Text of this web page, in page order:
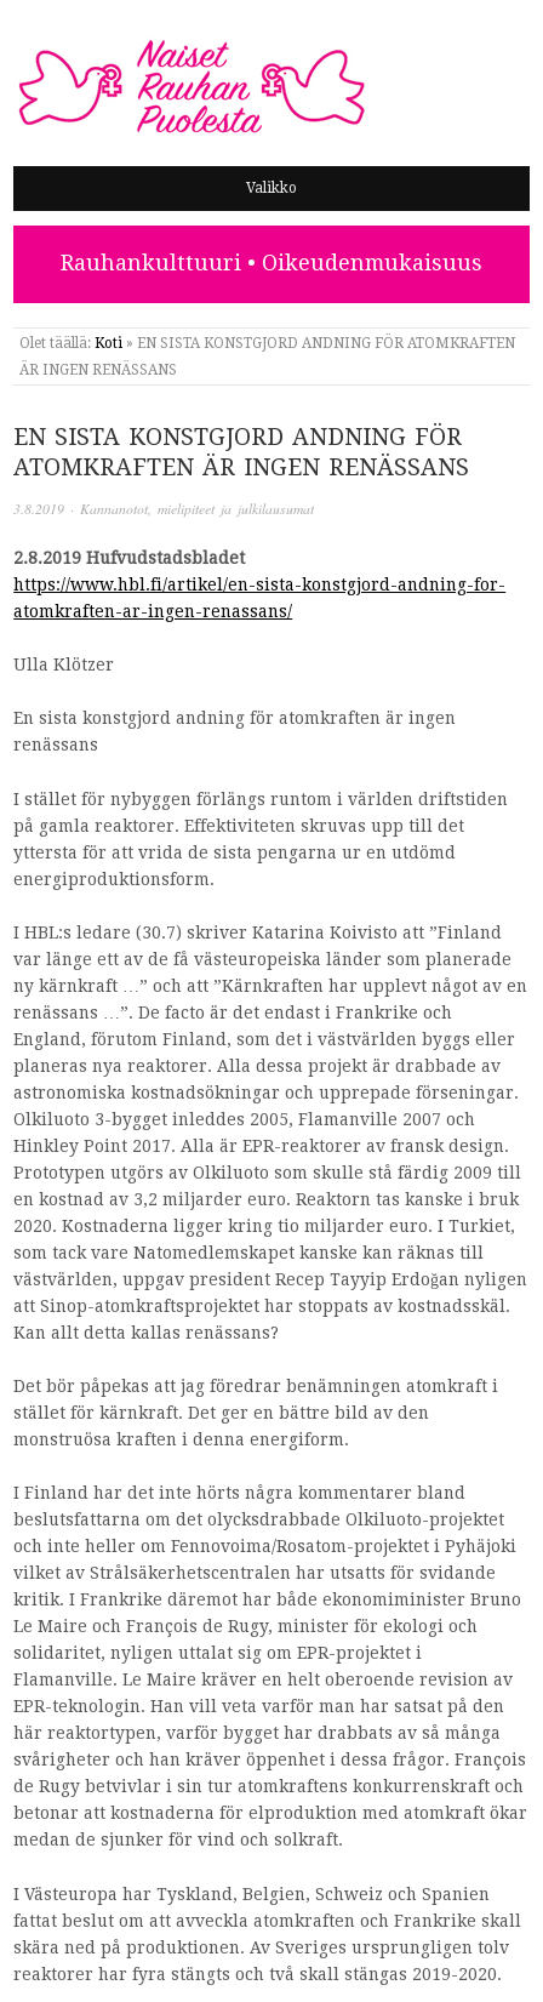
NAISET RAUHAN PUOLESTA
Valikko
Rauhankulttuuri • Oikeudenmukaisuus
Olet täällä: Koti » EN SISTA KONSTGJORD ANDNING FÖR ATOMKRAFTEN
ÄR INGEN RENÄSSANS
EN SISTA KONSTGJORD ANDNING FÖR
ATOMKRAFTEN ÄR INGEN RENÄSSANS
3.8.2019 ·Kannanotot, mielipiteet ja julkilausumat
2.8.2019 Hufvudstadsbladet
https://www.hbl.fi/artikel/en-sista-konstgjord-andning-for-
atomkraften-ar-ingen-renassans/
Ulla Klötzer
En sista konstgjord andning för atomkraften är ingen
renässans
I stället för nybyggen förlängs runtom i världen driftstiden
på gamla reaktorer. Effektiviteten skruvas upp till det
yttersta för att vrida de sista pengarna ur en utdömd
energiproduktionsform.
I HBL:s ledare (30.7) skriver Katarina Koivisto att ”Finland
var länge ett av de få västeuropeiska länder som planerade
ny kärnkraft …” och att ”Kärnkraften har upplevt något av en
renässans …”. De facto är det endast i Frankrike och
England, förutom Finland, som det i västvärlden byggs eller
planeras nya reaktorer. Alla dessa projekt är drabbade av
astronomiska kostnadsökningar och upprepade förseningar.
Olkiluoto 3-bygget inleddes 2005, Flamanville 2007 och
Hinkley Point 2017. Alla är EPR-reaktorer av fransk design.
Prototypen utgörs av Olkiluoto som skulle stå färdig 2009 till
en kostnad av 3,2 miljarder euro. Reaktorn tas kanske i bruk
2020. Kostnaderna ligger kring tio miljarder euro. I Turkiet,
som tack vare Natomedlemskapet kanske kan räknas till
västvärlden, uppgav president Recep Tayyip Erdoğan nyligen
att Sinop-atomkraftsprojektet har stoppats av kostnadsskäl.
Kan allt detta kallas renässans?
Det bör påpekas att jag föredrar benämningen atomkraft i
stället för kärnkraft. Det ger en bättre bild av den
monstruösa kraften i denna energiform.
I Finland har det inte hörts några kommentarer bland
beslutsfattarna om det olycksdrabbade Olkiluoto-projektet
och inte heller om Fennovoima/Rosatom-projektet i Pyhäjoki
vilket av Strålsäkerhetscentralen har utsatts för svidande
kritik. I Frankrike däremot har både ekonomiminister Bruno
Le Maire och François de Rugy, minister för ekologi och
solidaritet, nyligen uttalat sig om EPR-projektet i
Flamanville. Le Maire kräver en helt oberoende revision av
EPR-teknologin. Han vill veta varför man har satsat på den
här reaktortypen, varför bygget har drabbats av så många
svårigheter och han kräver öppenhet i dessa frågor. François
de Rugy betvivlar i sin tur atomkraftens konkurrenskraft och
betonar att kostnaderna för elproduktion med atomkraft ökar
medan de sjunker för vind och solkraft.
I Västeuropa har Tyskland, Belgien, Schweiz och Spanien
fattat beslut om att avveckla atomkraften och Frankrike skall
skära ned på produktionen. Av Sveriges ursprungligen tolv
reaktorer har fyra stängts och två skall stängas 2019-2020.